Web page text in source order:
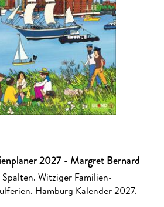
2027 - Margret Bernard
Witziger Familien-
Hamburg Kalender 2027.